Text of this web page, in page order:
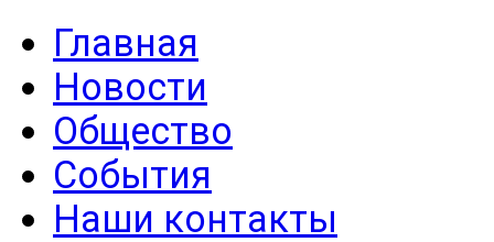
Главная
Новости
Общество
События
Наши контакты